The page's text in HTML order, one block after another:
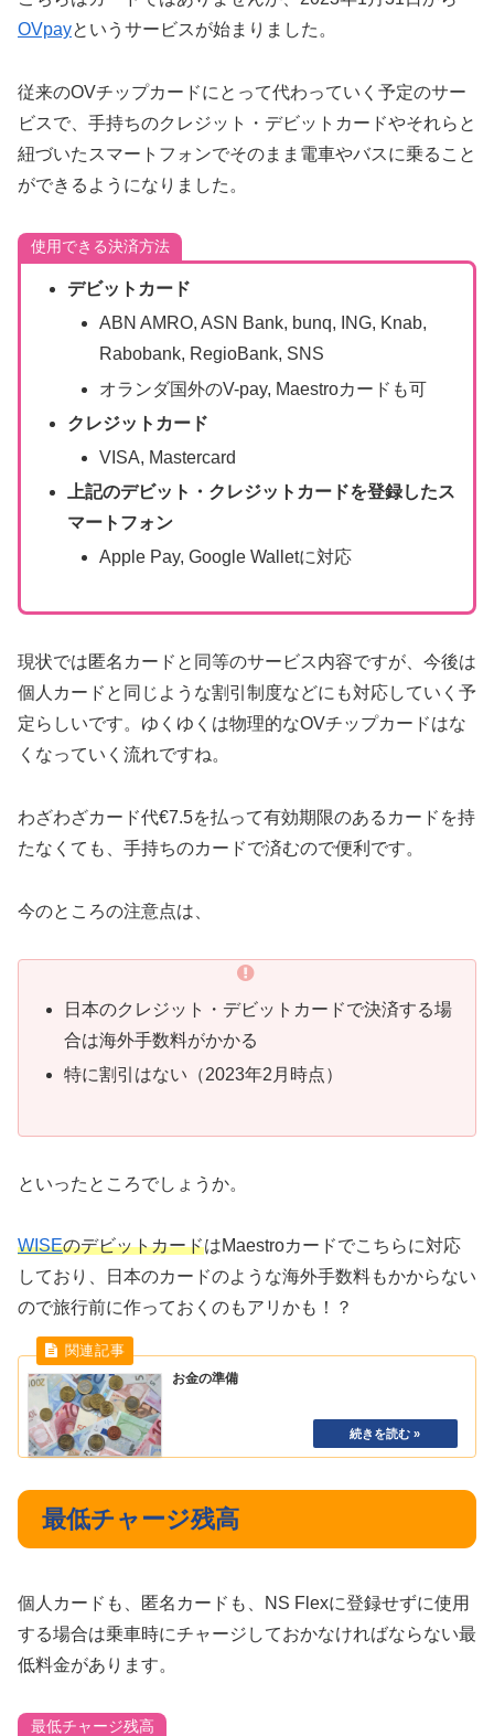
OVpayというサービスが始まりました。
従来のOVチップカードにとって代わっていく予定のサー
ビスで、手持ちのクレジット・デビットカードやそれらと
紐づいたスマートフォンでそのまま電車やバスに乗ること
ができるようになりました。
使用できる決済方法
デビットカード
ABN AMRO, ASN Bank, bunq, ING, Knab,
Rabobank, RegioBank, SNS
オランダ国外のV-pay, Maestroカードも可
クレジットカード
VISA, Mastercard
上記のデビット・クレジットカードを登録したス
マートフォン
Apple Pay, Google Walletに対応
現状では匿名カードと同等のサービス内容ですが、今後は
個人カードと同じような割引制度などにも対応していく予
定らしいです。ゆくゆくは物理的なOVチップカードはな
くなっていく流れですね。
わざわざカード代€7.5を払って有効期限のあるカードを持
たなくても、手持ちのカードで済むので便利です。
今のところの注意点は、
日本のクレジット・デビットカードで決済する場
合は海外手数料がかかる
特に割引はない（2023年2月時点）
といったところでしょうか。
WISEのデビットカードはMaestroカードでこちらに対応
しており、日本のカードのような海外手数料もかからない
ので旅行前に作っておくのもアリかも！？
お金の準備
最低チャージ残高
個人カードも、匿名カードも、NS Flexに登録せずに使用
する場合は乗車時にチャージしておかなければならない最
低料金があります。
最低チャージ残高